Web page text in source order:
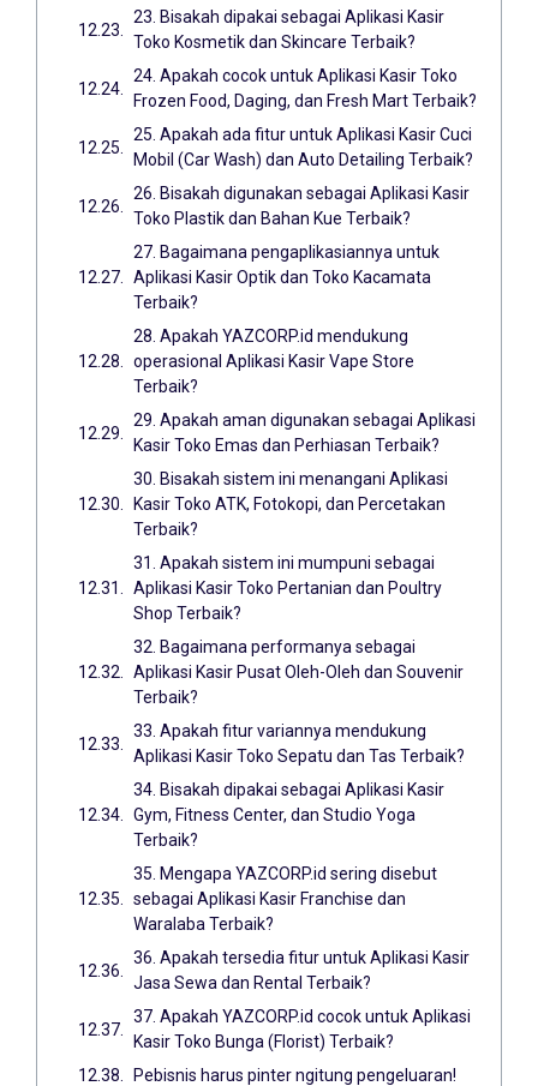
23. Bisakah dipakai sebagai Aplikasi Kasir
Toko Kosmetik dan Skincare Terbaik?
24. Apakah cocok untuk Aplikasi Kasir Toko
Frozen Food, Daging, dan Fresh Mart Terbaik?
25. Apakah ada fitur untuk Aplikasi Kasir Cuci
Mobil (Car Wash) dan Auto Detailing Terbaik?
26. Bisakah digunakan sebagai Aplikasi Kasir
Toko Plastik dan Bahan Kue Terbaik?
27. Bagaimana pengaplikasiannya untuk
Aplikasi Kasir Optik dan Toko Kacamata
Terbaik?
28. Apakah YAZCORP.id mendukung
operasional Aplikasi Kasir Vape Store
Terbaik?
29. Apakah aman digunakan sebagai Aplikasi
Kasir Toko Emas dan Perhiasan Terbaik?
30. Bisakah sistem ini menangani Aplikasi
Kasir Toko ATK, Fotokopi, dan Percetakan
Terbaik?
31. Apakah sistem ini mumpuni sebagai
Aplikasi Kasir Toko Pertanian dan Poultry
Shop Terbaik?
32. Bagaimana performanya sebagai
Aplikasi Kasir Pusat Oleh-Oleh dan Souvenir
Terbaik?
33. Apakah fitur variannya mendukung
Aplikasi Kasir Toko Sepatu dan Tas Terbaik?
34. Bisakah dipakai sebagai Aplikasi Kasir
Gym, Fitness Center, dan Studio Yoga
Terbaik?
35. Mengapa YAZCORP.id sering disebut
sebagai Aplikasi Kasir Franchise dan
Waralaba Terbaik?
36. Apakah tersedia fitur untuk Aplikasi Kasir
Jasa Sewa dan Rental Terbaik?
37. Apakah YAZCORP.id cocok untuk Aplikasi
Kasir Toko Bunga (Florist) Terbaik?
Pebisnis harus pinter ngitung pengeluaran!